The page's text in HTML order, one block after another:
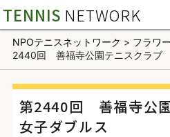
TENNIS NETWORK
NPOテニスネットワーク > フラワ
2440回 善福寺公園テニスクラブ
第2440回 善福寺公
女子ダブルス